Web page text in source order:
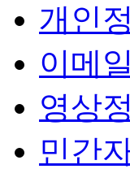
개인
이메
영상
민간